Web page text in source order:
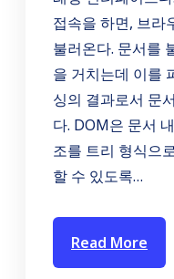
접속을 하면, 브라
불러온다. 문서를
을 거치는데 이를
싱의 결과로서 문
다. DOM은 문서
조를 트리 형식으
할 수 있도록…
Read More